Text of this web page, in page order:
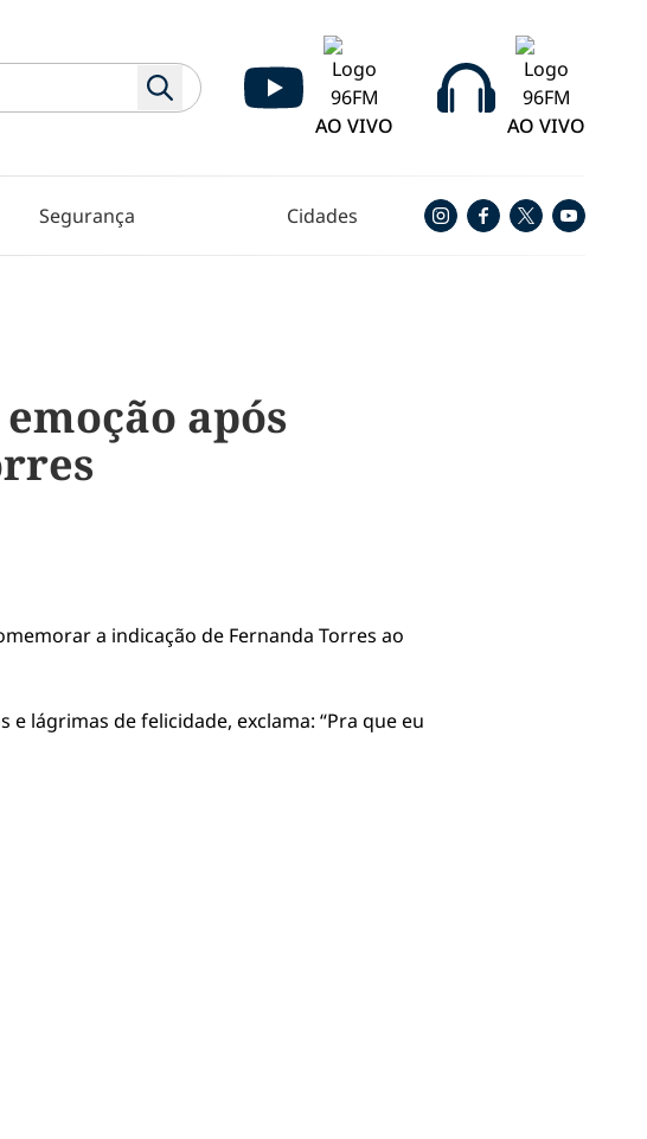
AO VIVO
AO VIVO
Segurança Cidades
após
a indicação de Fernanda Torres ao
lágrimas de felicidade, exclama: “Pra que eu